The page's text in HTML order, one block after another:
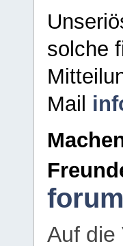
solche
Mail
Auf die